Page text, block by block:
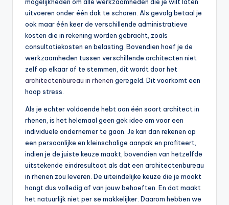
uitvoeren onder één dak te scharen. Als gevolg betaal je
ook maar één keer de verschillende administratieve
kosten die in rekening worden gebracht, zoals
consultatiekosten en belasting. Bovendien hoef je de
werkzaamheden tussen verschillende architecten niet
zelf op elkaar af te stemmen, dit wordt door het
architectenbureau in rhenen geregeld. Dit voorkomt een
hoop stress.
Als je echter voldoende hebt aan één soort architect in
rhenen, is het helemaal geen gek idee om voor een
individuele ondernemer te gaan. Je kan dan rekenen op
een persoonlijke en kleinschalige aanpak en profiteert,
indien je de juiste keuze maakt, bovendien van hetzelfde
uitstekende eindresultaat als dat een architectenbureau
in rhenen zou leveren. De uiteindelijke keuze die je maakt
hangt dus volledig af van jouw behoeften. En dat maakt
het natuurlijk niet per se makkelijker. Daarom hebben we